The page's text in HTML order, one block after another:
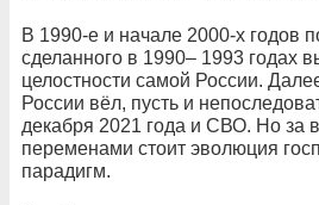
В 1990‑е и начале 2000‑х годов
сделанного в 1990– 1993 годах
целостности самой России.
России вёл, пусть и
декабря 2021 года и СВО. Но за
переменами стоит эволюция
парадигм.